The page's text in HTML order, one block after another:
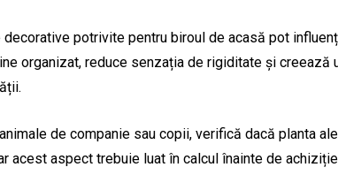
decorative potrivite pentru biroul de acasă pot
organizat, reduce senzația de rigiditate și creează
de companie sau copii, verifică dacă planta
acest aspect trebuie luat în calcul înainte de